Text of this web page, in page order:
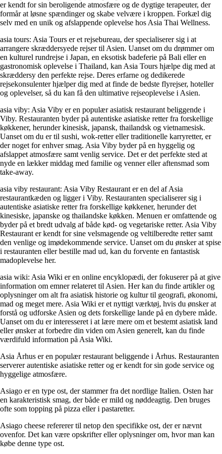
er kendt for sin beroligende atmosfære og de dygtige terapeuter, der
formår at løsne spændinger og skabe velvære i kroppen. Forkæl dig
selv med en unik og afslappende oplevelse hos Asia Thai Wellness.
asia tours: Asia Tours er et rejsebureau, der specialiserer sig i at
arrangere skræddersyede rejser til Asien. Uanset om du drømmer om
en kulturel rundrejse i Japan, en eksotisk badeferie på Bali eller en
gastronomisk oplevelse i Thailand, kan Asia Tours hjælpe dig med at
skræddersy den perfekte rejse. Deres erfarne og dedikerede
rejsekonsulenter hjælper dig med at finde de bedste flyrejser, hoteller
og oplevelser, så du kan få den ultimative rejseoplevelse i Asien.
asia viby: Asia Viby er en populær asiatisk restaurant beliggende i
Viby. Restauranten byder på autentiske asiatiske retter fra forskellige
køkkener, herunder kinesisk, japansk, thailandsk og vietnamesisk.
Uanset om du er til sushi, wok-retter eller traditionelle karryretter, er
der noget for enhver smag. Asia Viby byder på en hyggelig og
afslappet atmosfære samt venlig service. Det er det perfekte sted at
nyde en lækker middag med familie og venner eller aftensmad som
take-away.
asia viby restaurant: Asia Viby Restaurant er en del af Asia
restaurantkæden og ligger i Viby. Restauranten specialiserer sig i
autentiske asiatiske retter fra forskellige køkkener, herunder det
kinesiske, japanske og thailandske køkken. Menuen er omfattende og
byder på et bredt udvalg af både kød- og vegetariske retter. Asia Viby
Restaurant er kendt for sine velsmagende og veltilberedte retter samt
den venlige og imødekommende service. Uanset om du ønsker at spise
i restauranten eller bestille mad ud, kan du forvente en fantastisk
madoplevelse her.
asia wiki: Asia Wiki er en online encyklopædi, der fokuserer på at give
information om emner relateret til Asien. Her kan du finde artikler og
oplysninger om alt fra asiatisk historie og kultur til geografi, økonomi,
mad og meget mere. Asia Wiki er et nyttigt værktøj, hvis du ønsker at
forstå og udforske Asien og dets forskellige lande på en dybere måde.
Uanset om du er interesseret i at lære mere om et bestemt asiatisk land
eller ønsker at forbedre din viden om Asien generelt, kan du finde
værdifuld information på Asia Wiki.
Asia Århus er en populær restaurant beliggende i Århus. Restauranten
serverer autentiske asiatiske retter og er kendt for sin gode service og
hyggelige atmosfære.
Asiago er en type ost, der stammer fra det nordlige Italien. Osten har
en karakteristisk smag, der både er mild og nøddeagtig. Den bruges
ofte som topping på pizza eller i pastaretter.
Asiago cheese refererer til netop den specifikke ost, der er nævnt
ovenfor. Det kan være opskrifter eller oplysninger om, hvor man kan
købe denne type ost.